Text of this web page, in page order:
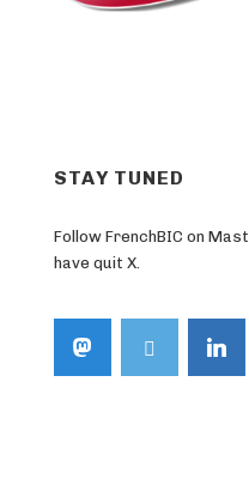
STAY TUNED
Follow FrenchBIC on
have quit X.